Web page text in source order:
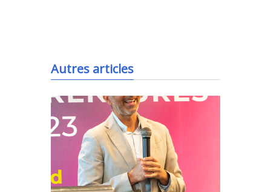
Autres articles